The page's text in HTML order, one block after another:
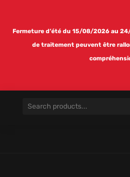
Fermeture d’été du 15/08/2026 au
de traitement peuvent être